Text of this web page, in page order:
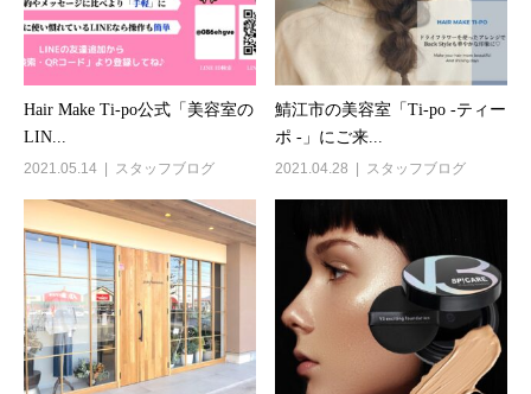
Hair Make Ti-po公式「美容室の
LIN...
2021.05.14 スタッフブログ
鯖江市の美容室「Ti-po -ティー
ポ -」にご来...
2021.04.28 スタッフブログ